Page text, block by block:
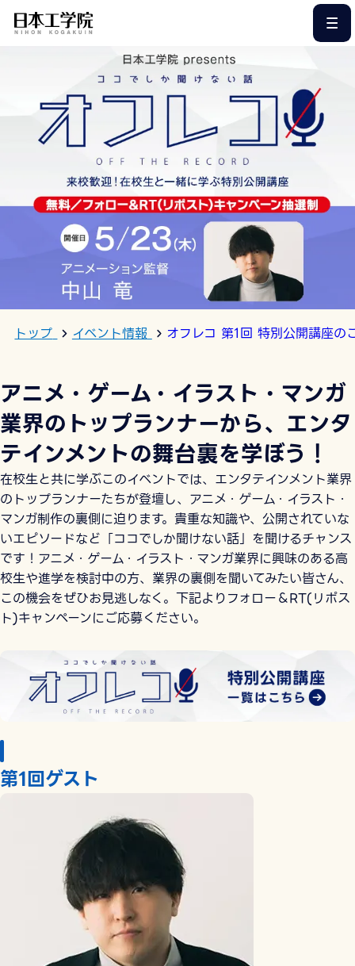
トップ イベント情報 オフレコ 第1回 特別公開講座の
アニメ・ゲーム・イラスト・マンガ
業界のトップランナーから、エンタ
テインメントの舞台裏を学ぼう！
在校生と共に学ぶこのイベントでは、エンタテインメント業界
のトップランナーたちが登壇し、アニメ・ゲーム・イラスト・
マンガ制作の裏側に迫ります。貴重な知識や、公開されていな
いエピソードなど「ココでしか聞けない話」を聞けるチャンス
です！アニメ・ゲーム・イラスト・マンガ業界に興味のある高
校生や進学を検討中の方、業界の裏側を聞いてみたい皆さん、
この機会をぜひお見逃しなく。下記よりフォロー＆RT(リポス
ト)キャンペーンにご応募ください。
第1回ゲスト